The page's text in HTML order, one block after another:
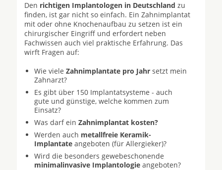
Den richtigen Implantologen in Deutschland zu
finden, ist gar nicht so einfach. Ein Zahnimplantat
mit oder ohne Knochenaufbau zu setzen ist ein
chirurgischer Eingriff und erfordert neben
Fachwissen auch viel praktische Erfahrung. Das
wirft Fragen auf:
Wie viele Zahnimplantate pro Jahr setzt mein
Zahnarzt?
Es gibt über 150 Implantatsysteme - auch
gute und günstige, welche kommen zum
Einsatz?
Was darf ein Zahnimplantat kosten?
Werden auch metallfreie Keramik-
Implantate angeboten (für Allergieker)?
Wird die besonders gewebeschonende
minimalinvasive Implantologie angeboten?